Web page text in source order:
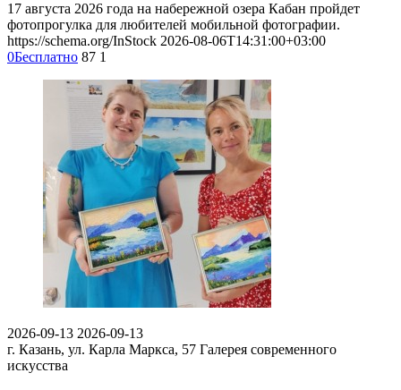
17 августа 2026 года на набережной озера Кабан пройдет
фотопрогулка для любителей мобильной фотографии.
https://schema.org/InStock 2026-08-06T14:31:00+03:00
0Бесплатно 87 1
2026-09-13 2026-09-13
г. Казань, ул. Карла Маркса, 57 Галерея современного
искусства